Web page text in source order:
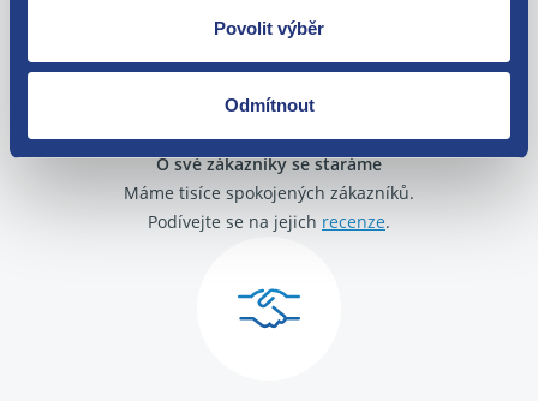
Povolit výběr
Odmítnout
O své zákazníky se staráme
Máme tisíce spokojených zákazníků.
Podívejte se na jejich recenze.